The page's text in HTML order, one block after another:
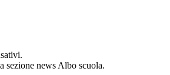
sezione news Albo scuola.